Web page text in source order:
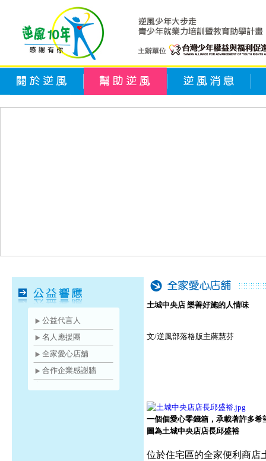
公益代言人
名人應援團
全家愛心店舖
合作企業感謝牆
土城中央店 樂善好施的人情味
文/逆風部落格版主蔣慧芬
一個個愛心零錢箱，承載著許多
圖為土城中央店店長邱盛裕
位於住宅區的全家便利商店